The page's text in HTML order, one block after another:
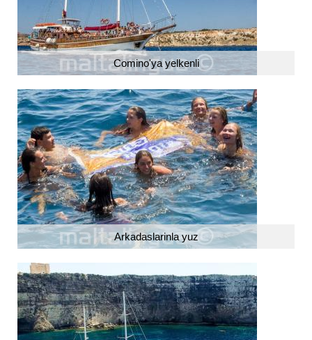
Comino'ya yelkenli
Arkadaslarinla yuz